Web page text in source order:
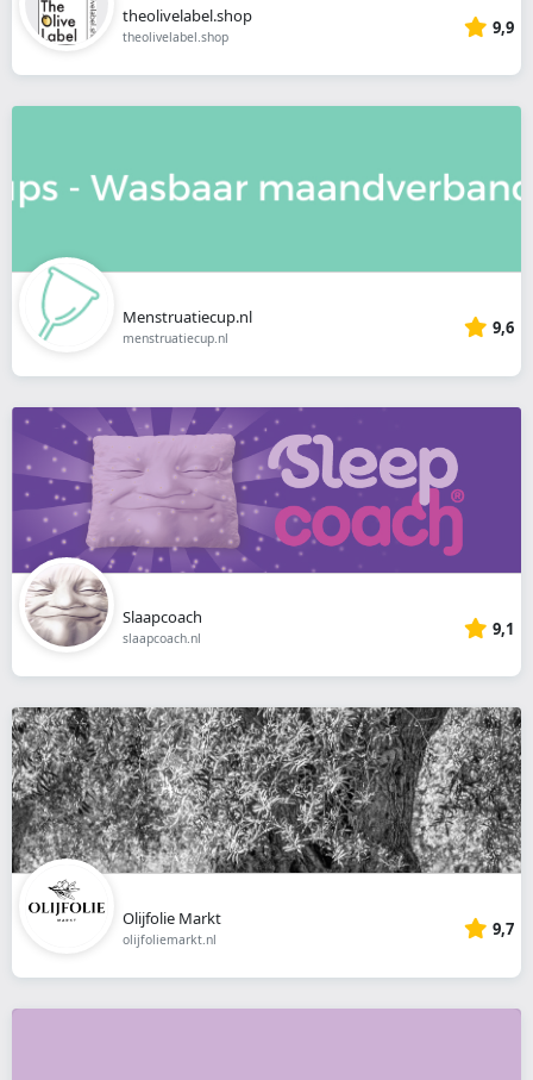
theolivelabel.shop
theolivelabel.shop 9,9
Menstruatiecup.nl
menstruatiecup.nl 9,6
Slaapcoach
slaapcoach.nl 9,1
Olijfolie Markt
olijfoliemarkt.nl 9,7